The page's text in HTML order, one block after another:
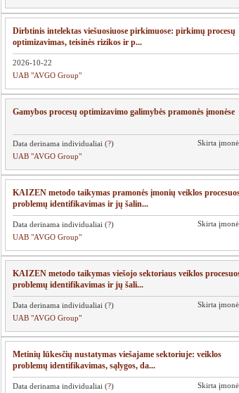
Dirbtinis intelektas viešuosiuose pirkimuose: pirkimų procesų
optimizavimas, teisinės rizikos ir p...
2026-10-22
UAB "AVGO Group"
Gamybos procesų optimizavimo galimybės pramonės įmonėse
Skirta
Data derinama individualiai (?)
UAB "AVGO Group"
KAIZEN metodo taikymas pramonės įmonių veiklos
problemų identifikavimas ir jų šalin...
Skirta
Data derinama individualiai (?)
UAB "AVGO Group"
KAIZEN metodo taikymas viešojo sektoriaus veiklos
problemų identifikavimas ir jų šali...
Skirta
Data derinama individualiai (?)
UAB "AVGO Group"
Metinių lūkesčių nustatymas viešajame sektoriuje: veiklos
problemų identifikavimas, sąlygos, da...
Skirta
Data derinama individualiai (?)